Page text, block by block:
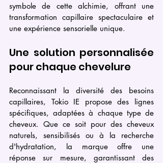
symbole de cette alchimie, offrant une
transformation capillaire spectaculaire et
une expérience sensorielle unique.
Une solution personnalisée
pour chaque chevelure
Reconnaissant la diversité des besoins
capillaires, Tokio IE propose des lignes
spécifiques, adaptées à chaque type de
cheveux. Que ce soit pour des cheveux
naturels, sensibilisés ou à la recherche
d'hydratation, la marque offre une
réponse sur mesure, garantissant des